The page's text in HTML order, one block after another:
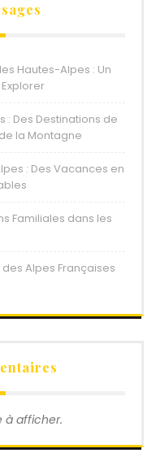
Hautes-Alpes : Un
: Des Destinations de
la Montagne
: Des Vacances en
Familiales dans les
Alpes Françaises
à afficher.